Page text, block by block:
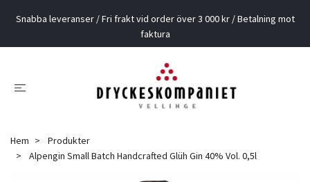
Snabba leveranser / Fri frakt vid order över 3 000 kr / Betalning mot
faktura
Hem
Produkter
Alpengin Small Batch Handcrafted Glüh Gin 40% Vol. 0,5l